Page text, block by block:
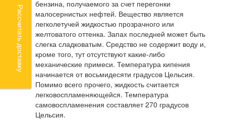
бензина, получаемого за счет перегонки
малосернистых нефтей. Вещество является
легколетучей жидкостью прозрачного или
желтоватого оттенка. Запах последней может быть
слегка сладковатым. Средство не содержит воду и,
кроме того, тут отсутствуют какие-либо
механические примеси. Температура кипения
начинается от восьмидесяти градусов Цельсия.
Помимо всего прочего, жидкость считается
легковоспламеняющейся. Температура
самовоспламенения составляет 270 градусов
Цельсия.
Рассчитать доставку